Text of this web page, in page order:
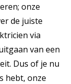
onze
de juiste
via
van een
Dus of je nu
hebt, onze